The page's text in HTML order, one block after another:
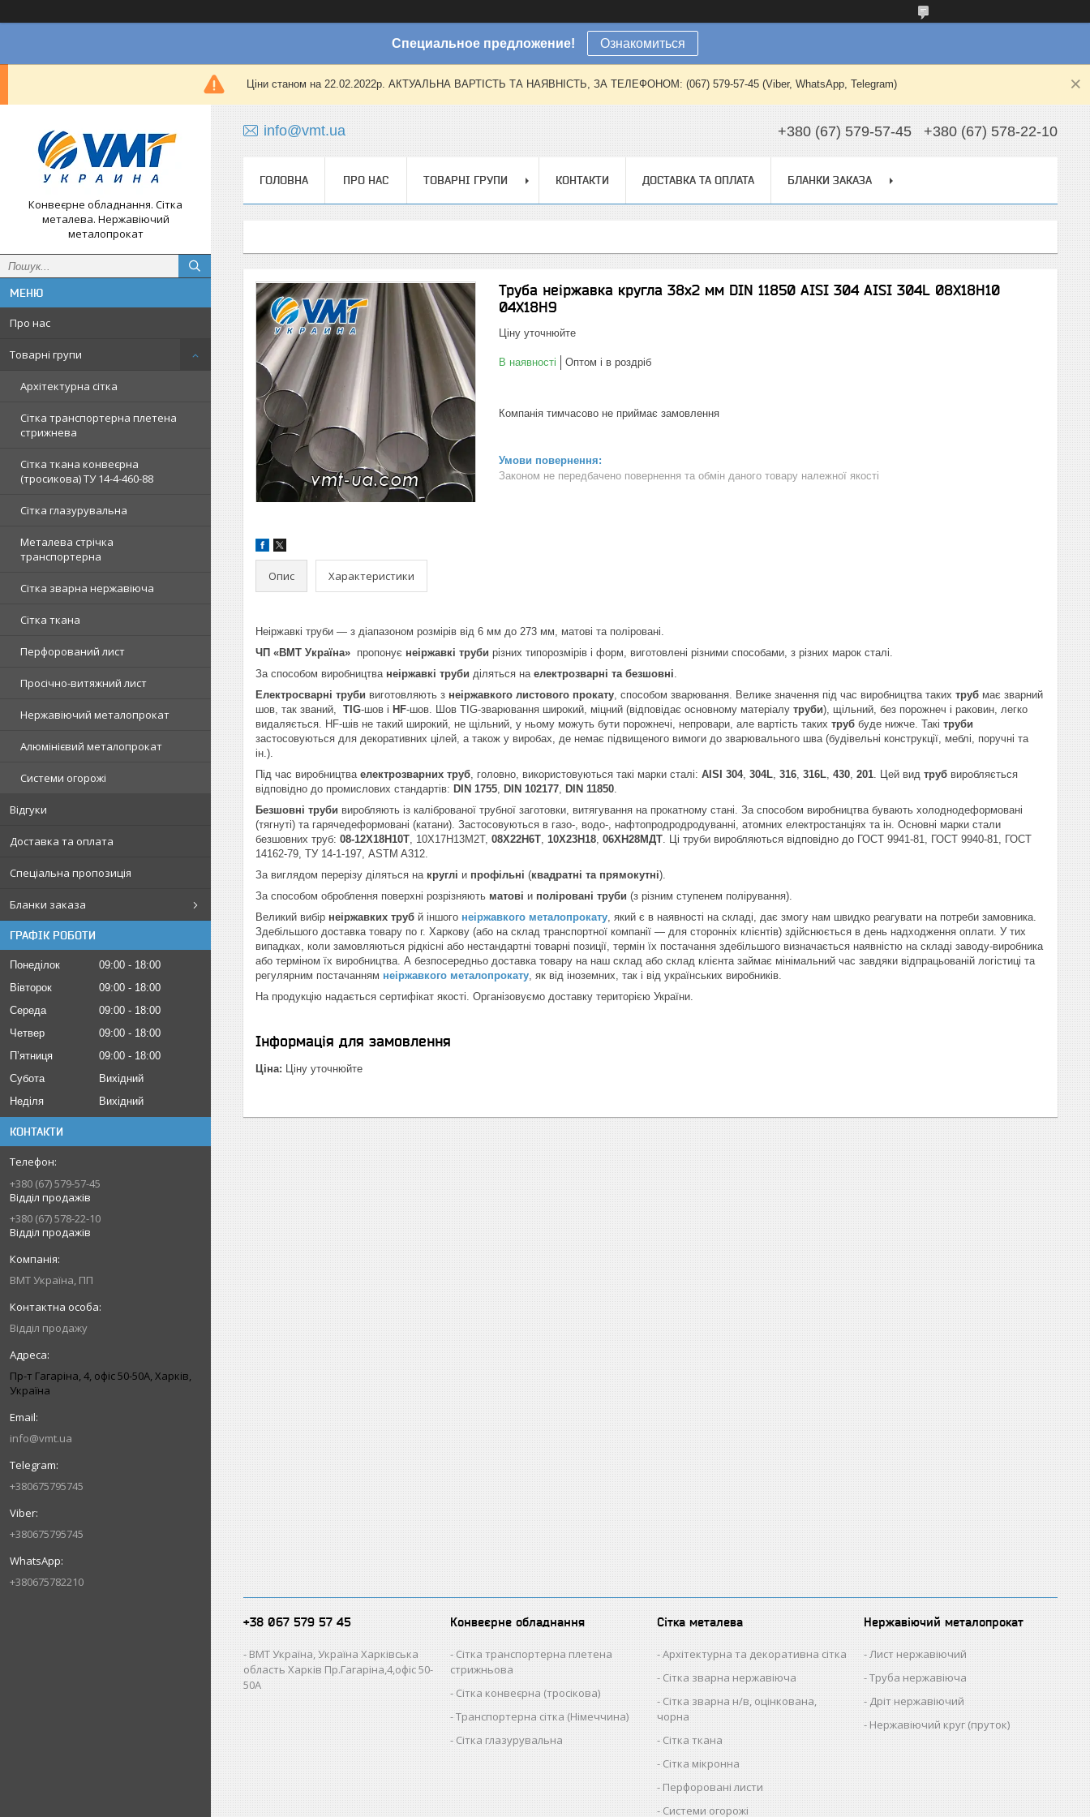
Специальное предложение! Ознакомиться
Ціни станом на 22.02.2022р. АКТУАЛЬНА ВАРТІСТЬ ТА НАЯВНІСТЬ, ЗА ТЕЛЕФОНОМ: (067) 579-57-45 (Viber, WhatsApp, Telegram)
Конвеєрне обладнання. Сітка
металева. Нержавіючий
металопрокат
Про нас
Товарні групи
Архітектурна сітка
Сітка транспортерна плетена
стрижнева
Сітка ткана конвеєрна
(тросикова) ТУ 14-4-460-88
Сітка глазурувальна
Металева стрічка
транспортерна
Сітка зварна нержавіюча
Сітка ткана
Перфорований лист
Просічно-витяжний лист
Нержавіючий металопрокат
Алюмінієвий металопрокат
Системи огорожі
Відгуки
Доставка та оплата
Спеціальна пропозиція
Бланки заказа
ГРАФІК РОБОТИ
Понеділок 09:00
18:00
Вівторок
09:00
18:00
Середа
09:00
18:00
Четвер
09:00
18:00
Пʼятниця
09:00
18:00
Субота
Вихідний
Неділя
Вихідний
КОНТАКТИ
+380 (67) 579-57-45
Відділ продажів
+380 (67) 578-22-10
Відділ продажів
ВМТ Україна, ПП
Відділ продажу
Пр-т Гагаріна, 4, офіс 50-50A, Харків,
Україна
info@vmt.ua
+380675795745
+380675795745
+380675782210
info@vmt.ua +380 (67) 579-57-45 +380 (67) 578-22-10
ГОЛОВНА ПРО НАС ТОВАРНІ ГРУПИ КОНТАКТИ ДОСТАВКА ТА ОПЛАТА БЛАНКИ ЗАКАЗА
Труба неіржавка кругла 38х2 мм DIN 11850 AISI 304 AISI 304L 08Х18Н10
04Х18Н9
Ціну уточнюйте
В наявності Оптом і в роздріб
Компанія тимчасово не приймає замовлення
Законом не передбачено повернення та обмін даного товару належної якості
Опис Характеристики
Неіржавкі труби — з діапазоном розмірів від 6 мм до 273 мм, матові та поліровані.
ЧП «ВМТ Україна» пропонує неіржавкі труби різних типорозмірів і форм, виготовлені різними способами, з різних марок сталі.
За способом виробництва неіржавкі труби діляться на електрозварні та безшовні.
Електросварні труби виготовляють з неіржавкого листового прокату, способом зварювання. Велике значення під час виробництва таких труб має зварний
шов, так званий, TIG-шов і HF-шов. Шов TIG-зварювання широкий, міцний (відповідає основному матеріалу труби), щільний, без порожнеч і раковин, легко
видаляється. HF-шів не такий широкий, не щільний, у ньому можуть бути порожнечі, непровари, але вартість таких труб буде нижче. Такі труби
застосовуються для декоративних цілей, а також у виробах, де немає підвищеного вимоги до зварювального шва (будівельні конструкції, меблі, поручні та
ін.).
Під час виробництва електрозварних труб, головно, використовуються такі марки сталі: AISI 304, 304L, 316, 316L, 430, 201. Цей вид труб виробляється
відповідно до промислових стандартів: DIN 1755, DIN 102177, DIN 11850.
Безшовні труби виробляють із каліброваної трубної заготовки, витягування на прокатному стані. За способом виробництва бувають холоднодеформовані
(тягнуті) та гарячедеформовані (катани). Застосовуються в газо-, водо-, нафтопродродродуванні, атомних електростанціях та ін. Основні марки стали
безшовних труб: 08-12Х18Н10Т, 10Х17Н13М2Т, 08Х22Н6Т, 10Х23Н18, 06ХН28МДТ. Ці труби виробляються відповідно до ГОСТ 9941-81, ГОСТ 9940-81, ГОСТ
14162-79, ТУ 14-1-197, ASTM A312.
За виглядом перерізу діляться на круглі и профільні (квадратні та прямокутні).
За способом оброблення поверхні розрізняють матові и поліровані труби (з різним ступенем полірування).
Великий вибір неіржавких труб й іншого неіржавкого металопрокату, який є в наявності на складі, дає змогу нам швидко реагувати на потреби замовника.
Здебільшого доставка товару по г. Харкову (або на склад транспортної компанії — для сторонніх клієнтів) здійснюється в день надходження оплати. У тих
випадках, коли замовляються рідкісні або нестандартні товарні позиції, термін їх постачання здебільшого визначається наявністю на складі заводу-виробника
або терміном їх виробництва. А безпосередньо доставка товару на наш склад або склад клієнта займає мінімальний час завдяки відпрацьованій логістиці та
регулярним постачанням неіржавкого металопрокату, як від іноземних, так і від українських виробників.
На продукцію надається сертифікат якості. Організовуємо доставку територією України.
Інформація для замовлення
Ціна: Ціну уточнюйте
+38 067 579 57 45
ВМТ Україна, Україна Харківська
область Харків Пр.Гагаріна,4,офіс 50-
50А
Конвеєрне обладнання
Сітка транспортерна плетена
стрижньова
Сітка конвеєрна (тросікова)
Транспортерна сітка (Німеччина)
Сітка глазурувальна
Сітка металева
Архітектурна та декоративна сітка
Сітка зварна нержавіюча
Сітка зварна н/в, оцінкована,
чорна
Сітка ткана
Сітка мікронна
Перфоровані листи
Системи огорожі
Нержавіючий металопрокат
Лист нержавіючий
Труба нержавіюча
Дріт нержавіючий
Нержавіючий круг (пруток)